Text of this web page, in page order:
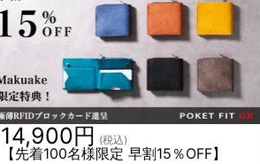
【先着100名様限定 早割15％OFF】
14,900円 (税込)